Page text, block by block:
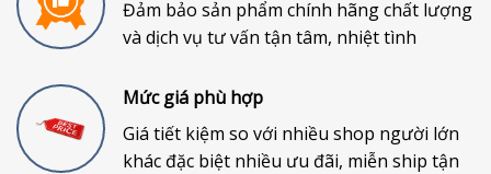
Đảm bảo sản phẩm chính hãng chất lượng
và dịch vụ tư vấn tận tâm, nhiệt tình
Mức giá phù hợp
Giá tiết kiệm so với nhiều shop người lớn
khác đặc biệt nhiều ưu đãi, miễn ship tận